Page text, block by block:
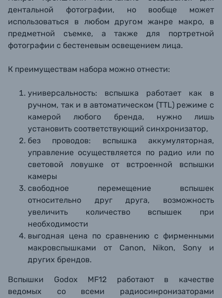
дентальной фотографии, но вообще может
использоваться в любом другом жанре макро, в
предметной съемке, а также для портретной
фотографии с бестеневым освещением лица.
К преимуществам набора можно отнести:
универсальность: вспышка работает как в
ручном, так и в автоматическом (TTL) режиме с
камерой любого бренда, нужно лишь
установить соответствующий синхронизатор,
без проводов: вспышка аккумуляторная,
управление осуществляется по радио или по
световой ловушке от встроенной вспышки
камеры
свободное перемещение вспышек
относительно друг друга, возможность
увеличить количество вспышек при
необходимости
выгодная цена по сравнению с фирменными
макровспышками от Canon, Nikon, Sony и
других брендов.
Вспышки Godox MF12 работают в качестве
ведомых со всеми радиосинронизаторами